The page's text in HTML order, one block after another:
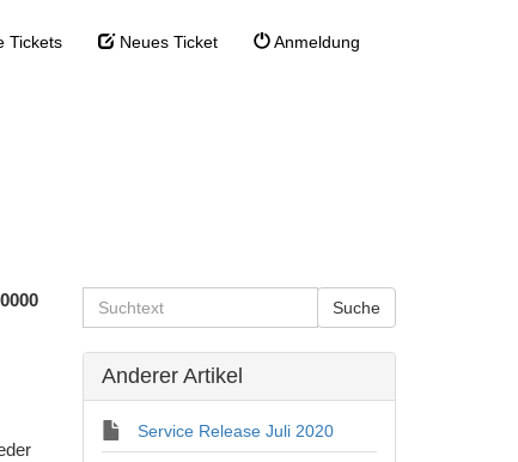
Tickets Neues Ticket Anmeldung
Anderer Artikel
Service Release Juli 2020